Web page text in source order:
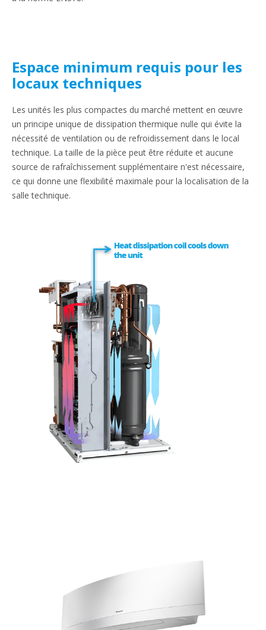
Espace minimum requis pour les
locaux techniques
Les unités les plus compactes du marché mettent en œuvre
un principe unique de dissipation thermique nulle qui évite la
nécessité de ventilation ou de refroidissement dans le local
technique. La taille de la pièce peut être réduite et aucune
source de rafraîchissement supplémentaire n'est nécessaire,
ce qui donne une flexibilité maximale pour la localisation de la
salle technique.